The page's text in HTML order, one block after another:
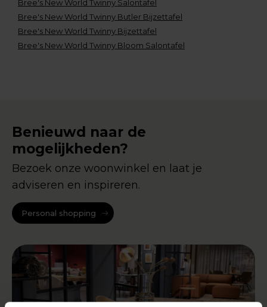
Bree's New World Twinny Salontafel
Bree's New World Twinny Butler Bijzettafel
Bree's New World Twinny Bijzettafel
Bree's New World Twinny Bloom Salontafel
Benieuwd naar de
mogelijkheden?
Bezoek onze woonwinkel en laat je
adviseren en inspireren.
Personal shopping